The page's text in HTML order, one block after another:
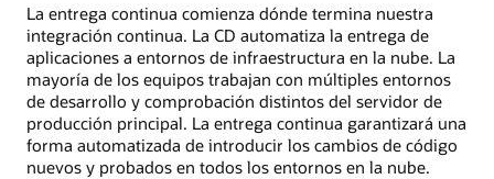
La entrega continua comienza dónde termina nuestra
integración continua. La CD automatiza la entrega de
aplicaciones a entornos de infraestructura en la nube. La
mayoría de los equipos trabajan con múltiples entornos
de desarrollo y comprobación distintos del servidor de
producción principal. La entrega continua garantizará una
forma automatizada de introducir los cambios de código
nuevos y probados en todos los entornos en la nube.